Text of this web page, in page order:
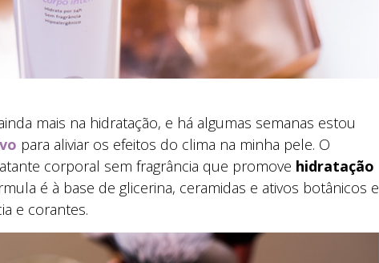
mais na hidratação, e há algumas semanas estou
para aliviar os efeitos do clima na minha pele. O
corporal sem fragrância que promove hidratação
é à base de glicerina, ceramidas e ativos botânicos e
e corantes.